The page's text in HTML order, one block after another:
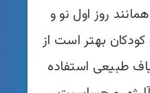
روز اول نو و
کودکان بهتر است از
طبیعی استفاده